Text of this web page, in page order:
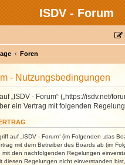
ISDV - Forum
Foren
- Nutzungsbedingungen
„ISDV - Forum“ („https://isdv.net/
ein Vertrag mit folgenden
auf „ISDV - Forum“ (im Folgenden „das
mit dem Betreiber des Boards ab (im
mit den nachfolgenden Regelungen
diesen Regelungen nicht einverstanden